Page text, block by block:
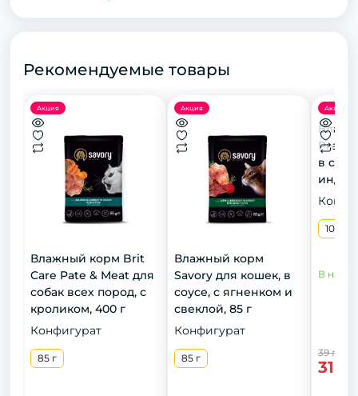
Рекомендуемые товары
Акция
Влажный корм Brit
Care Pate & Meat для
собак всех пород, с
кроликом, 400 г
Конфигурат
85 г
Акция
Влажный корм
Savory для кошек, в
соусе, с ягненком и
свеклой, 85 г
Конфигурат
85 г
Акция
в
100 г
В
39 грн
31